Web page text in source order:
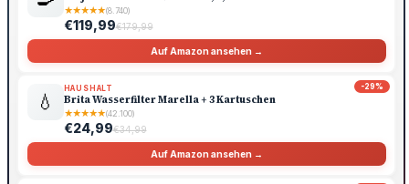
★★★★★(8.740)
€119,99€179,99
Auf Amazon ansehen →
-29%
💧
HAUSHALT
Brita Wasserfilter Marella + 3 Kartuschen
★★★★★(42.100)
€24,99€34,99
Auf Amazon ansehen →